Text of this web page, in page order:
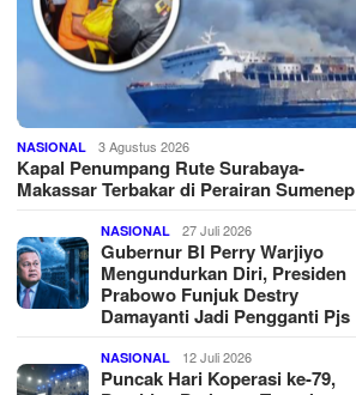
NASIONAL 3 Agustus 2026
Kapal Penumpang Rute Surabaya-
Makassar Terbakar di Perairan Sumenep
NASIONAL 27 Juli 2026
Gubernur BI Perry Warjiyo
Mengundurkan Diri, Presiden
Prabowo Funjuk Destry
Damayanti Jadi Pengganti Pjs
NASIONAL 12 Juli 2026
Puncak Hari Koperasi ke-79,